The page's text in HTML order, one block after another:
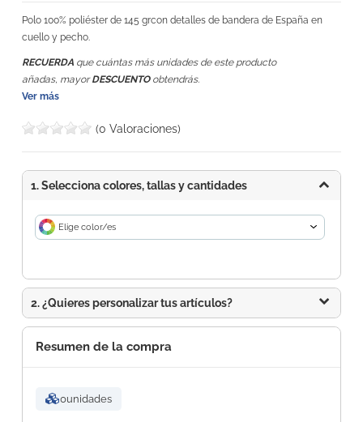
Polo 100% poliéster de 145 grcon detalles de bandera de España en
cuello y pecho.
RECUERDA que cuántas más unidades de este producto
añadas, mayorDESCUENTOobtendrás.
Ver más
(0 Valoraciones)
1. Selecciona colores, tallas y cantidades
Elige color/es
2. ¿Quieres personalizar tus artículos?
Resumen de la compra
0unidades